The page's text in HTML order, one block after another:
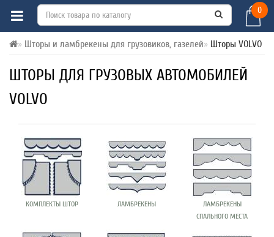
0
Шторы и ламбрекены для грузовиков, газелей Шторы VOLVO
ШТОРЫ ДЛЯ ГРУЗОВЫХ АВТОМОБИЛЕЙ
VOLVO
КОМПЛЕКТЫ ШТОР ЛАМБРЕКЕНЫ
ЛАМБРЕКЕНЫ
СПАЛЬНОГО МЕСТА